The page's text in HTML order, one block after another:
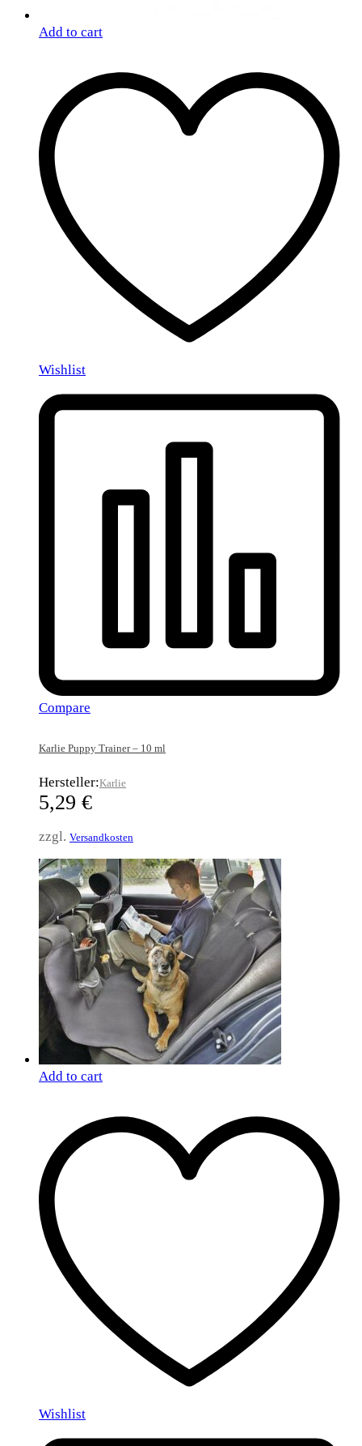
Add to cart
Wishlist
Compare
Karlie Puppy Trainer – 10 ml
Hersteller:Karlie
5,29 €
zzgl. Versandkosten
Add to cart
Wishlist